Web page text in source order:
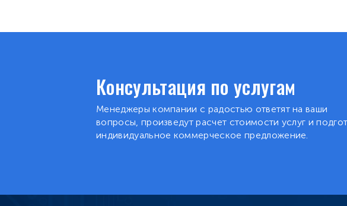
Консультация по услугам
Менеджеры компании с радостью ответят на ваши
вопросы, произведут расчет стоимости услуг и
индивидуальное коммерческое предложение.